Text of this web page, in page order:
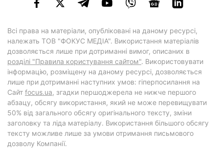
Всі права на матеріали, опубліковані на даному ресурсі,
належать ТОВ "ФОКУС МЕДІА". Використання матеріалів
дозволяється лише при дотриманні вимог, описаних в
розділі "Правила користування сайтом". Використовувати
інформацію, розміщену на даному ресурсі, дозволяється
лише при дотриманні наступних умов: гіперпосилання на
Cайт focus.ua, згадки першоджерела не нижче першого
абзацу, обсягу використання, який не може перевищувати
50% від загального обсягу оригінального тексту, зміни
заголовку та ліда матеріалу. Використання більшого обсягу
тексту можливе лише за умови отримання письмового
дозволу Компанії.